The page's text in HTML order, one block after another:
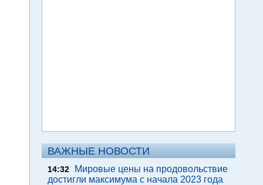
ВАЖНЫЕ НОВОСТИ
14:32
Мировые цены на продовольствие
достигли максимума с начала 2023 года